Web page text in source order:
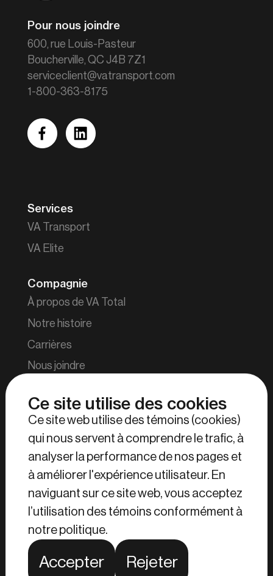
Pour nous joindre
600, rue Louis-Pasteur
Boucherville, QC J4B 7Z1
serviceclient@vatransport.com
1-800-363-8175
facebook
linkedin
Services
VA Transport
VA Elite
Compagnie
À propos de VA Total
Notre histoire
Carrières
Nous joindre
Outils
Repérer un colis
Connexion détaillants et manufacturiers
Connexion particuliers
Connexion employés VA Total
Eng.
Ce site utilise des cookies
Ce site web utilise des témoins (cookies)
qui nous servent à comprendre le trafic, à
analyser la performance de nos pages et
à améliorer l'expérience utilisateur. En
naviguant sur ce site web, vous acceptez
l’utilisation des témoins conformément à
notre politique.
Accepter Rejeter